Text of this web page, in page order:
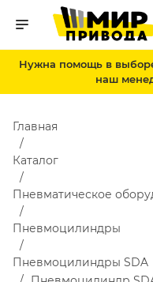
Нужна помощь в
наш
Главная
Каталог
Пневматическое
Пневмоцилиндры
Пневмоцилиндры SDA